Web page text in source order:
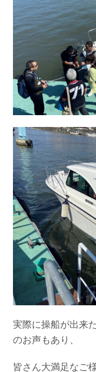
実際に操船が出来
のお声もあり、
皆さん大満足なご